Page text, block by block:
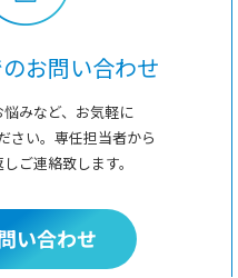
お問い合わせ
悩みなど、お気軽に
さい。専任担当者から
ご連絡致します。
い合わせ